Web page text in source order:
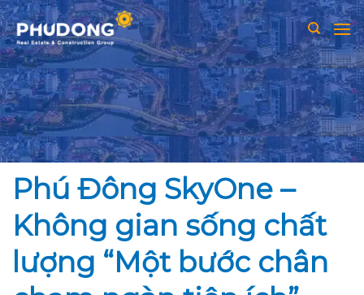
Skip
to
content
Phú Đông SkyOne –
Không gian sống chất
lượng “Một bước chân